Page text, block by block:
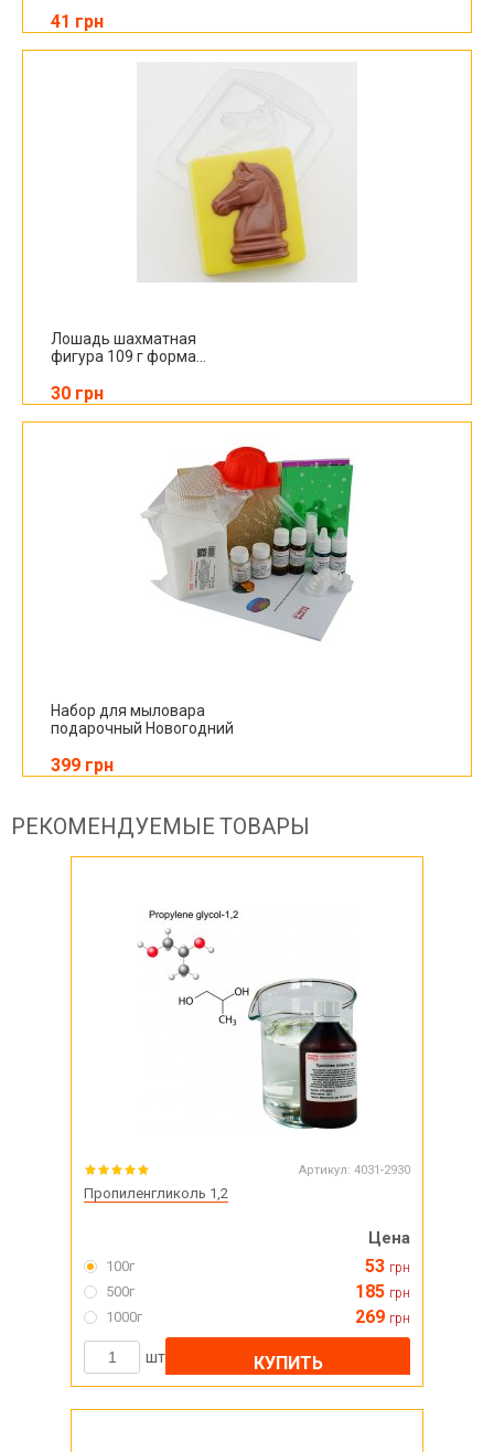
41 грн
Лошадь шахматная
фигура 109 г форма...
30 грн
Набор для мыловара
подарочный Новогодний
399 грн
РЕКОМЕНДУЕМЫЕ ТОВАРЫ
Артикул: 4031-2930
Пропиленгликоль 1,2
Цена
100г 53 грн
500г 185 грн
1000г 269 грн
шт КУПИТЬ